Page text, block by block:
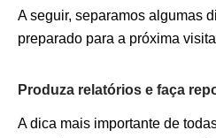
A seguir, separamos algumas
preparado para a próxima
Produza relatórios e faça
A dica mais importante de